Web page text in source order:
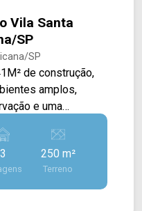
Vila Santa
SP
SP
de construção,
amplos,
e uma
uma ótima opção
quem busca um
residencial ou
família. O imóvel
3 250 m²
Terreno